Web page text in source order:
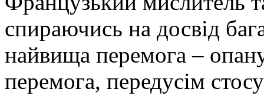
спираючись на досвід
найвища перемога –
перемога, передусім